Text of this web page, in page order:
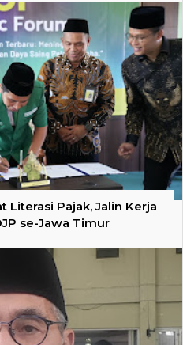
Literasi Pajak, Jalin Kerja
se-Jawa Timur